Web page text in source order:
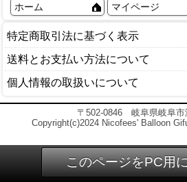
ホーム マイページ
特定商取引法に基づく表示
送料とお支払い方法について
個人情報の取扱いについて
〒502-0846 岐阜県岐阜市
Copyright(c)2024 Nicofees' Balloon
このページをPC用